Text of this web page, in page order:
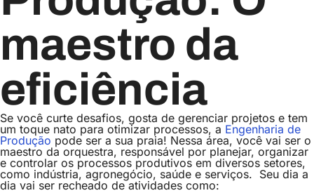
maestro da
eficiência
Se você curte desafios, gosta de gerenciar projetos e tem
um toque nato para otimizar processos, a Engenharia de
Produção pode ser a sua praia! Nessa área, você vai ser o
maestro da orquestra, responsável por planejar, organizar
e controlar os processos produtivos em diversos setores,
como indústria, agronegócio, saúde e serviços. Seu dia a
dia vai ser recheado de atividades como: